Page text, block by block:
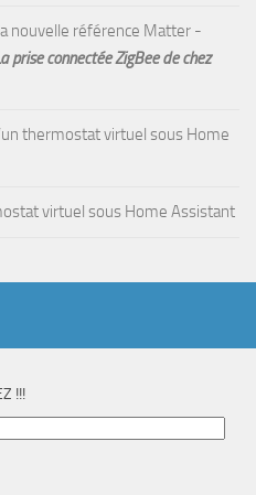
nouvelle référence Matter -
prise connectée ZigBee de chez
thermostat virtuel sous Home
virtuel sous Home Assistant
!!!